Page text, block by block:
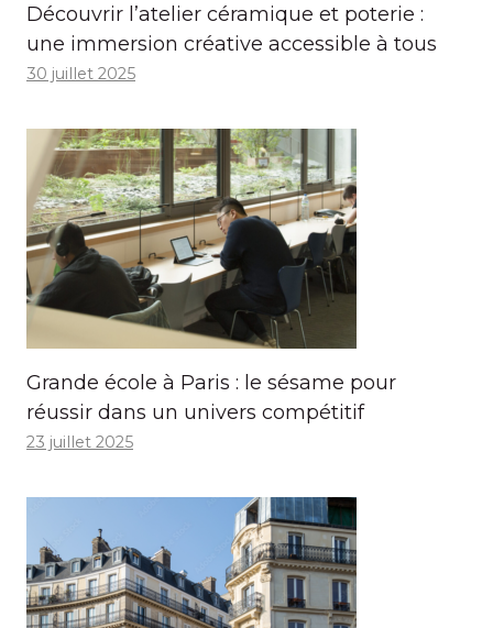
Découvrir l’atelier céramique et poterie :
une immersion créative accessible à tous
30 juillet 2025
Grande école à Paris : le sésame pour
réussir dans un univers compétitif
23 juillet 2025